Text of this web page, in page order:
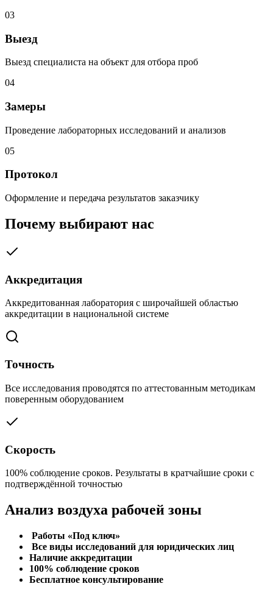
03
Выезд
Выезд специалиста на объект для отбора проб
04
Замеры
Проведение лабораторных исследований и анализов
05
Протокол
Оформление и передача результатов заказчику
Почему выбирают нас
Аккредитация
Аккредитованная лаборатория с широчайшей областью
аккредитации в национальной системе
Точность
Все исследования проводятся по аттестованным методикам
поверенным оборудованием
Скорость
100% соблюдение сроков. Результаты в кратчайшие сроки с
подтверждённой точностью
Анализ воздуха рабочей зоны
Работы «Под ключ»
Все виды исследований для юридических лиц
Наличие аккредитации
100% соблюдение сроков
Бесплатное консультирование